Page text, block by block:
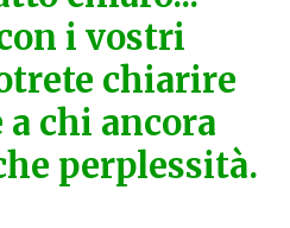
i vostri
chiarire
chi ancora
perplessità.